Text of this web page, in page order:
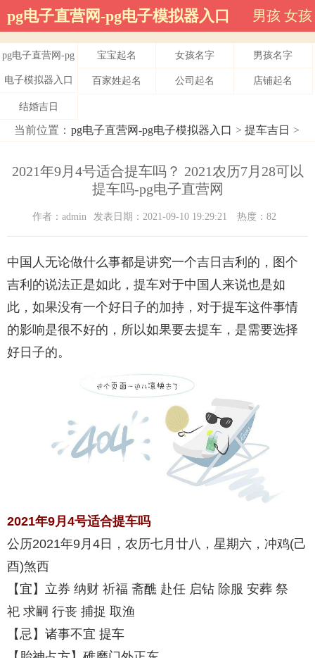
pg电子直营网-pg电子模拟器入口 男孩 女孩
pg电子直营网-pg
电子模拟器入口
宝宝起名 女孩名字 男孩名字
百家姓起名 公司起名 店铺起名
结婚吉日
当前位置： pg电子直营网-pg电子模拟器入口 > 提车吉日 >
2021年9月4号适合提车吗？ 2021农历7月28可以
提车吗-pg电子直营网
作者：admin 发表日期：2021-09-10 19:29:21 热度：82
中国人无论做什么事都是讲究一个吉日吉利的，图个
吉利的说法正是如此，提车对于中国人来说也是如
此，如果没有一个好日子的加持，对于提车这件事情
的影响是很不好的，所以如果要去提车，是需要选择
好日子的。
2021年9月4号适合提车吗
公历2021年9月4日，农历七月廿八，星期六，冲鸡(己
酉)煞西
【宜】立券 纳财 祈福 斋醮 赴任 启钻 除服 安葬 祭
祀 求嗣 行丧 捕捉 取渔
【忌】诸事不宜 提车